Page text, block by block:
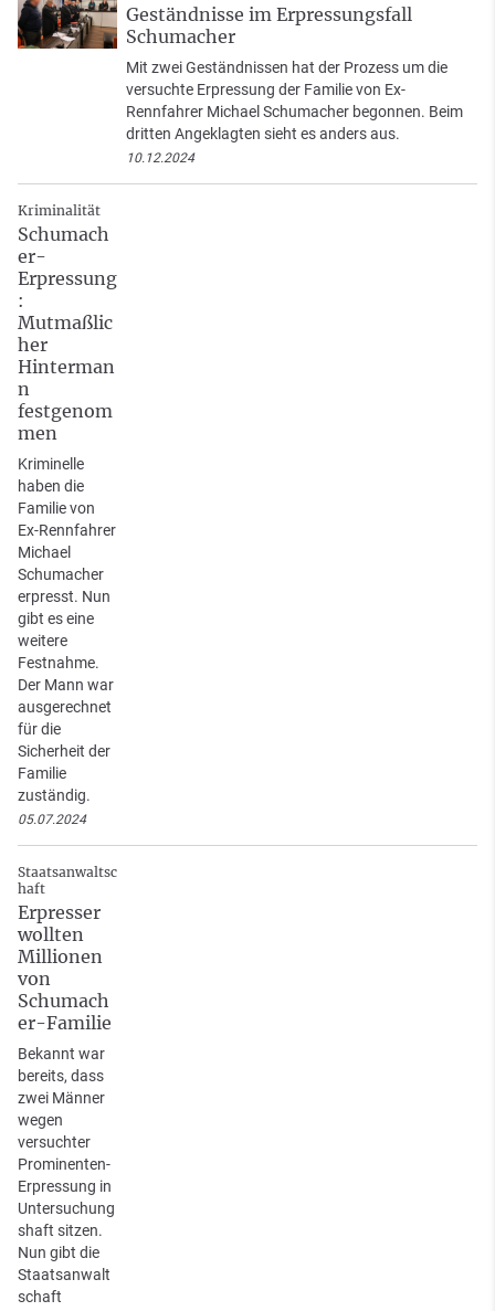
Geständnisse im Erpressungsfall
Schumacher
Mit zwei Geständnissen hat der Prozess um die
versuchte Erpressung der Familie von Ex-
Rennfahrer Michael Schumacher begonnen. Beim
dritten Angeklagten sieht es anders aus.
10.12.2024
Kriminalität
Schumach
er-
Erpressung
:
Mutmaßlic
her
Hinterman
n
festgenom
men
Kriminelle
haben die
Familie von
Ex-Rennfahrer
Michael
Schumacher
erpresst. Nun
gibt es eine
weitere
Festnahme.
Der Mann war
ausgerechnet
für die
Sicherheit der
Familie
zuständig.
05.07.2024
Staatsanwaltsc
haft
Erpresser
wollten
Millionen
von
Schumach
er-Familie
Bekannt war
bereits, dass
zwei Männer
wegen
versuchter
Prominenten-
Erpressung in
Untersuchung
shaft sitzen.
Nun gibt die
Staatsanwalt
schaft